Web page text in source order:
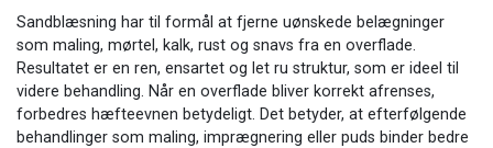
Sandblæsning har til formål at fjerne uønskede belægninger
som maling, mørtel, kalk, rust og snavs fra en overflade.
Resultatet er en ren, ensartet og let ru struktur, som er ideel til
videre behandling. Når en overflade bliver korrekt afrenses,
forbedres hæfteevnen betydeligt. Det betyder, at efterfølgende
behandlinger som maling, imprægnering eller puds binder bedre